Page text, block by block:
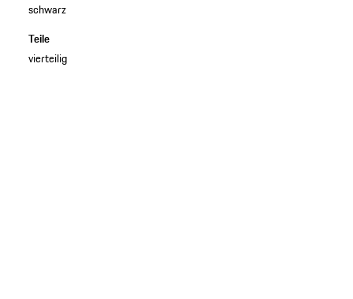
schwarz
Teile
vierteilig